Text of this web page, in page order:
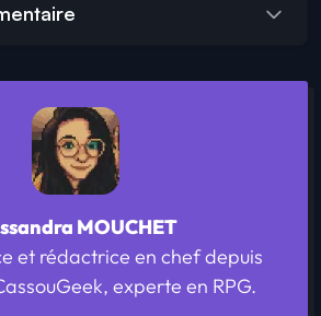
MOUCHET
et rédactrice en chef depuis
experte en RPG.